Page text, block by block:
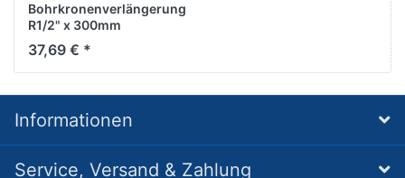
Bohrkronenverlängerung
R1/2" x 300mm
37,69 € *
Informationen
Service, Versand & Zahlung